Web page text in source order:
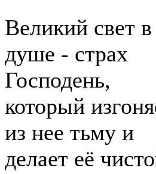
Великий свет в
душе - страх
Господень,
который
из нее тьму и
делает её